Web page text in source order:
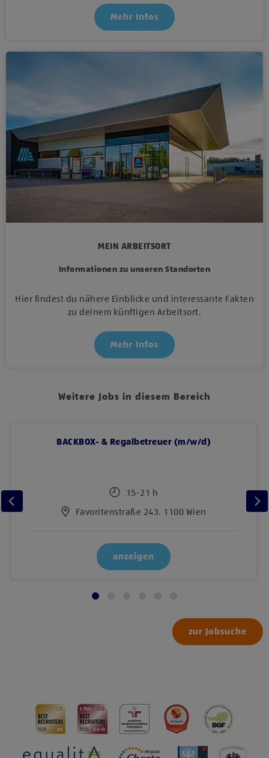
Mehr Infos
MEIN ARBEITSORT
Informationen zu unseren Standorten
Hier findest du nähere Einblicke und interessante Fakten
zu deinem künftigen Arbeitsort.
Mehr Infos
Weitere Jobs in diesem Bereich
BACKBOX- & Regalbetreuer (m/w/d)
15-21 h
Favoritenstraße 243, 1100 Wien
anzeigen
zur Jobsuche